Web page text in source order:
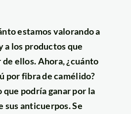
estamos valorando a
a los productos que
ellos. Ahora, ¿cuánto
por fibra de camélido?
que podría ganar por la
anticuerpos. Se